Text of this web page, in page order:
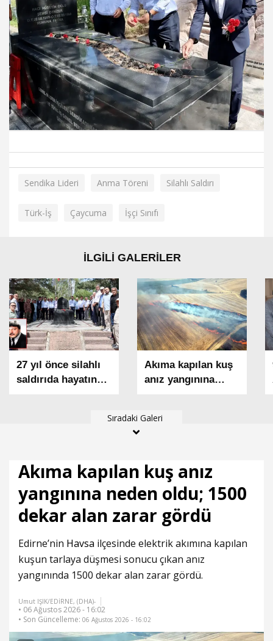
Sendika Lideri Anma Töreni Silahlı Saldırı
Türk-İş Çaycuma İşçi Sınıfı
İLGİLİ GALERİLER
Sıradaki Galeri
27 yıl önce silahlı
saldırıda hayatın
Akıma kapılan kuş
anız yangınına
gördü
Akıma kapılan kuş anız
yangınına neden oldu; 1500
dekar alan zarar gördü
Edirne’nin Havsa ilçesinde elektrik akımına kapılan
kuşun tarlaya düşmesi sonucu çıkan anız
yangınında 1500 dekar alan zarar gördü.
Umut IŞIK/EDİRNE, (DHA)-
• 06 Ağustos 2026 - 16:02
• Son Güncelleme: 06 Ağustos 2026 - 16:02